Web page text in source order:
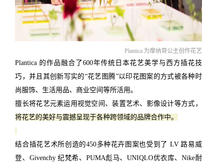
Plantica 为摩纳哥公主创作花艺
Plantica 的作品融合了600年传统日本花艺美学与西方插花技
巧，并且其创新写实的“花艺图腾”以印花图案的方式被各种时
尚服饰、生活用品、商业空间等所活用。
擅长将花艺元素运用视觉空间、装置艺术、影像设计等方式，
将花艺的美好与震撼呈现于各种跨领域的品牌合作中。
结合插花艺术所创造的450多种花卉图案也受到了 LV 路易威
登、Givenchy 纪梵希、PUMA彪马、UNIQLO优衣库、Nike耐